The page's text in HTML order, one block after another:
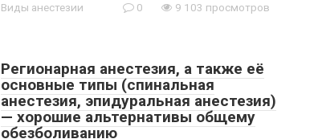
Виды анестезии 0 9 103 просмотров
Регионарная анестезия, а также её
основные типы (спинальная
анестезия, эпидуральная анестезия)
— хорошие альтернативы общему
обезболиванию